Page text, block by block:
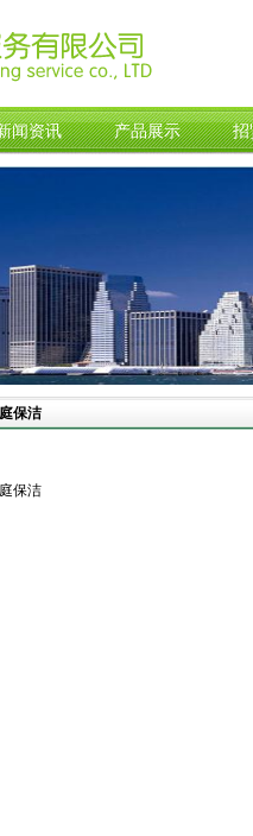
闻资讯 产品展示 招
保洁
保洁